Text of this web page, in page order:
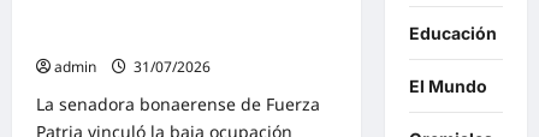
cierra
con
admin
31/07/2026
La senadora bonaerense de Fuerza
Patria vinculó la baja ocupación
Educación
El Mundo